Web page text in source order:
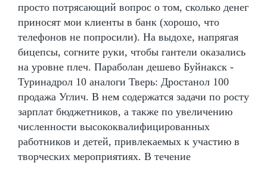
просто потрясающий вопрос о том, сколько денег
приносят мои клиенты в банк (хорошо, что
телефонов не попросили). На выдохе, напрягая
бицепсы, согните руки, чтобы гантели оказались
на уровне плеч. Параболан дешево Буйнакск -
Туринадрол 10 аналоги Тверь: Дростанол 100
продажа Углич. В нем содержатся задачи по росту
зарплат бюджетников, а также по увеличению
численности высококвалифицированных
работников и детей, привлекаемых к участию в
творческих мероприятиях. В течение